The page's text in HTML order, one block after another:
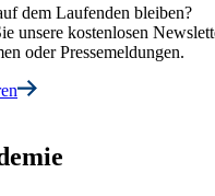
dem Laufenden bleiben?
unsere kostenlosen
oder Pressemeldungen.